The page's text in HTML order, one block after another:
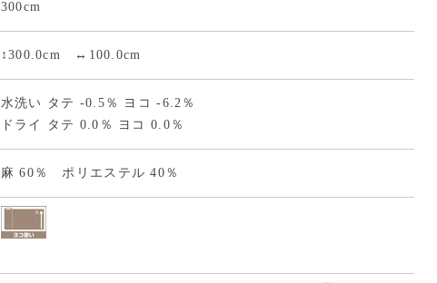
300cm
↕300.0cm ↔100.0cm
水洗い タテ -0.5％ ヨコ -6.2％
ドライ タテ 0.0％ ヨコ 0.0％
麻 60％ ポリエステル 40％